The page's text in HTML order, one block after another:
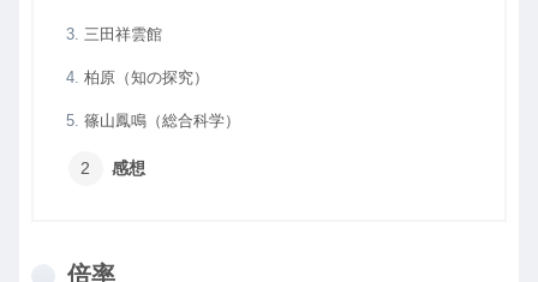
三田祥雲館
柏原（知の探究）
篠山鳳鳴（総合科学）
感想
倍率